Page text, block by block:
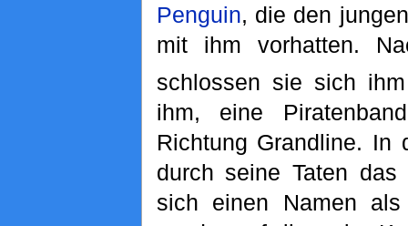
Penguin, die den
mit ihm vorhatten.
schlossen sie sich
ihm, eine
Richtung Grandline. In
durch seine Taten
sich einen Namen als